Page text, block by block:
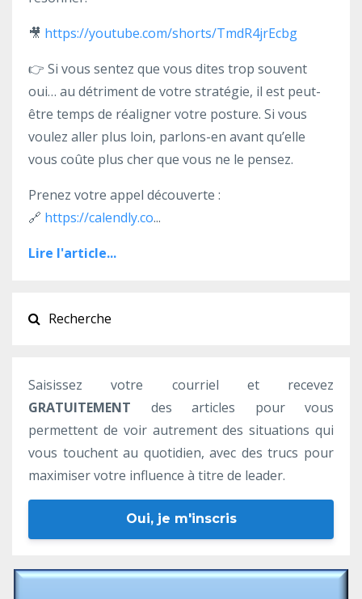
🎥 https://youtube.com/shorts/TmdR4jrEcbg
👉 Si vous sentez que vous dites trop souvent
oui… au détriment de votre stratégie, il est peut-
être temps de réaligner votre posture. Si vous
voulez aller plus loin, parlons-en avant qu’elle
vous coûte plus cher que vous ne le pensez.
Prenez votre appel découverte :
🔗 https://calendly.co...
Lire l'article...
Saisissez votre courriel et recevez
GRATUITEMENT des articles pour vous
permettent de voir autrement des situations qui
vous touchent au quotidien, avec des trucs pour
maximiser votre influence à titre de leader.
Oui, je m'inscris